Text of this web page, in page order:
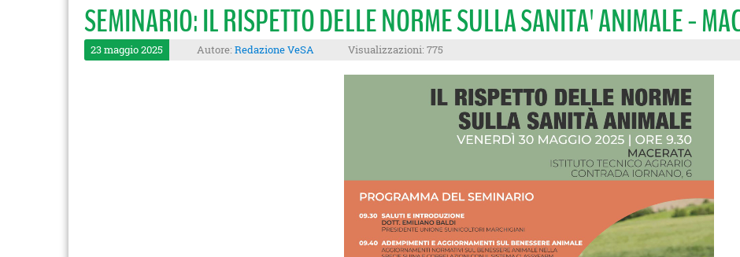
SEMINARIO: IL RISPETTO DELLE NORME SULLA SANITA' ANIMALE -
23 maggio 2025 Autore: Redazione VeSA Visualizzazioni: 775